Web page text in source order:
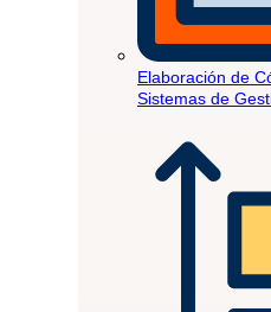
Elaboración de
Sistemas de